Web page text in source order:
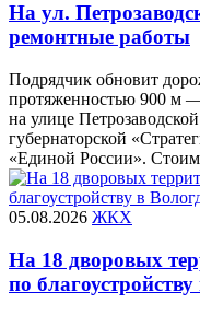
На ул.
ремонтные работы
Подрядчик обновит
протяженностью 900 м
на улице
губернаторской
«Единой России».
05.08.2026 ЖКХ
На 18 дворовых
по